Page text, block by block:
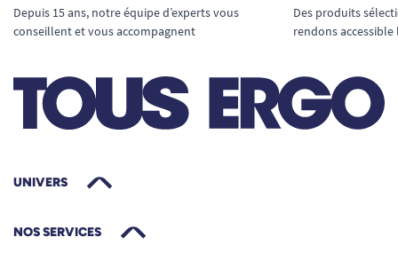
Depuis 15 ans, notre équipe d’experts vous
conseillent et vous accompagnent
Des produits
rendons
UNIVERS
NOS SERVICES